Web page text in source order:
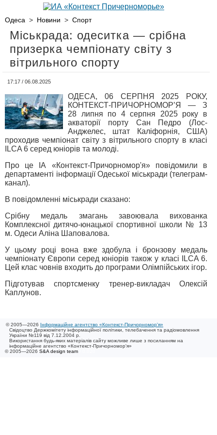
Одеса > Новини > Спорт
Міськрада: одеситка — срібна
призерка чемпіонату світу з
вітрильного спорту
17:17 / 06.08.2025
ОДЕСА, 06 СЕРПНЯ 2025 РОКУ,
КОНТЕКСТ-ПРИЧОРНОМОР’Я — З
28 липня по 4 серпня 2025 року в
акваторії порту Сан Педро (Лос-
Анджелес, штат Каліфорнія, США)
проходив чемпіонат світу з вітрильного спорту в класі
ILCA 6 серед юніорів та молоді.
Про це ІА «Контекст-Причорномор'я» повідомили в
департаменті інформації Одеської міськради (телеграм-
канал).
В повідомленні міськради сказано:
Срібну медаль змагань завоювала вихованка
Комплексної дитячо-юнацької спортивної школи № 13
м. Одеси Аліна Шаповалова.
У цьому році вона вже здобула і бронзову медаль
чемпіонату Європи серед юніорів також у класі ILCA 6.
Цей клас човнів входить до програми Олімпійських ігор.
Підготував спортсменку тренер-викладач Олексій
Каплунов.
© 2005—2026 Інформаційне агентство «Контекст-Причорномор'я»
Свідоцтво Держкомітету інформаційної політики, телебачення та радіомовлення
України №119 від 7.12.2004 р.
Використання будь-яких матеріалів сайту можливе лише з посиланням на
інформаційне агентство «Контекст-Причорномор'я»
© 2005—2026 S&A design team